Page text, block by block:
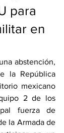
para
en
abstención,
la República
mexicano
2 de los
fuerza de
la Armada de